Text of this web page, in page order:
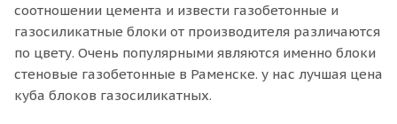
соотношении цемента и извести газобетонные и
газосиликатные блоки от производителя различаются
по цвету. Очень популярными являются именно блоки
стеновые газобетонные в Раменске. у нас лучшая цена
куба блоков газосиликатных.